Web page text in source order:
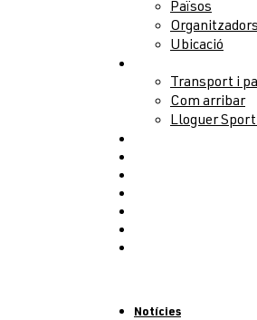
Països
Organitzadors
Ubicació
Transport i
Com arribar
Lloguer
Notícies